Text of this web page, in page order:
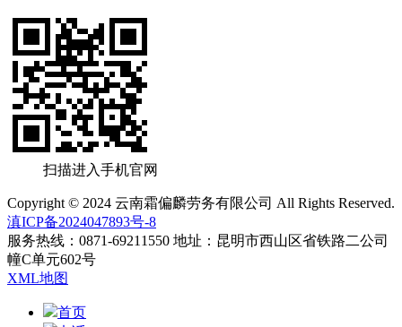
扫描进入手机官网
Copyright © 2024 云南霜偏麟劳务有限公司 All Rights Reserved.
滇ICP备2024047893号-8
服务热线：0871-69211550 地址：昆明市西山区省铁路二公司
幢C单元602号
XML地图
首页